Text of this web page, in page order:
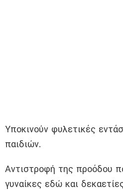
Υποκινούν φυλετικές
παιδιών.
Αντιστροφή της προόδου
γυναίκες εδώ και